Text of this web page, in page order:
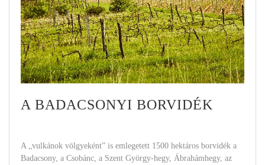
A BADACSONYI BORVIDÉK
A „vulkánok völgyeként” is emlegetett 1500 hektáros borvidék a
Badacsony, a Csobánc, a Szent György-hegy, Ábrahámhegy, az